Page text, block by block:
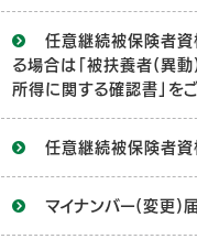
任意継続被保険者
る場合は「被扶養者(異動
所得に関する確認書」を
任意継続被保険者
マイナンバー(変更)届